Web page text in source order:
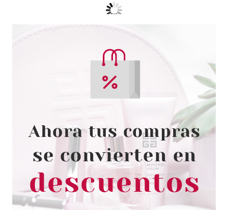
LAURA BIAGIOTTI
LAURA BIAGIOTTI ROMA EDT 25
ML
Pvr 39.00€
-33%
desde
25.99€